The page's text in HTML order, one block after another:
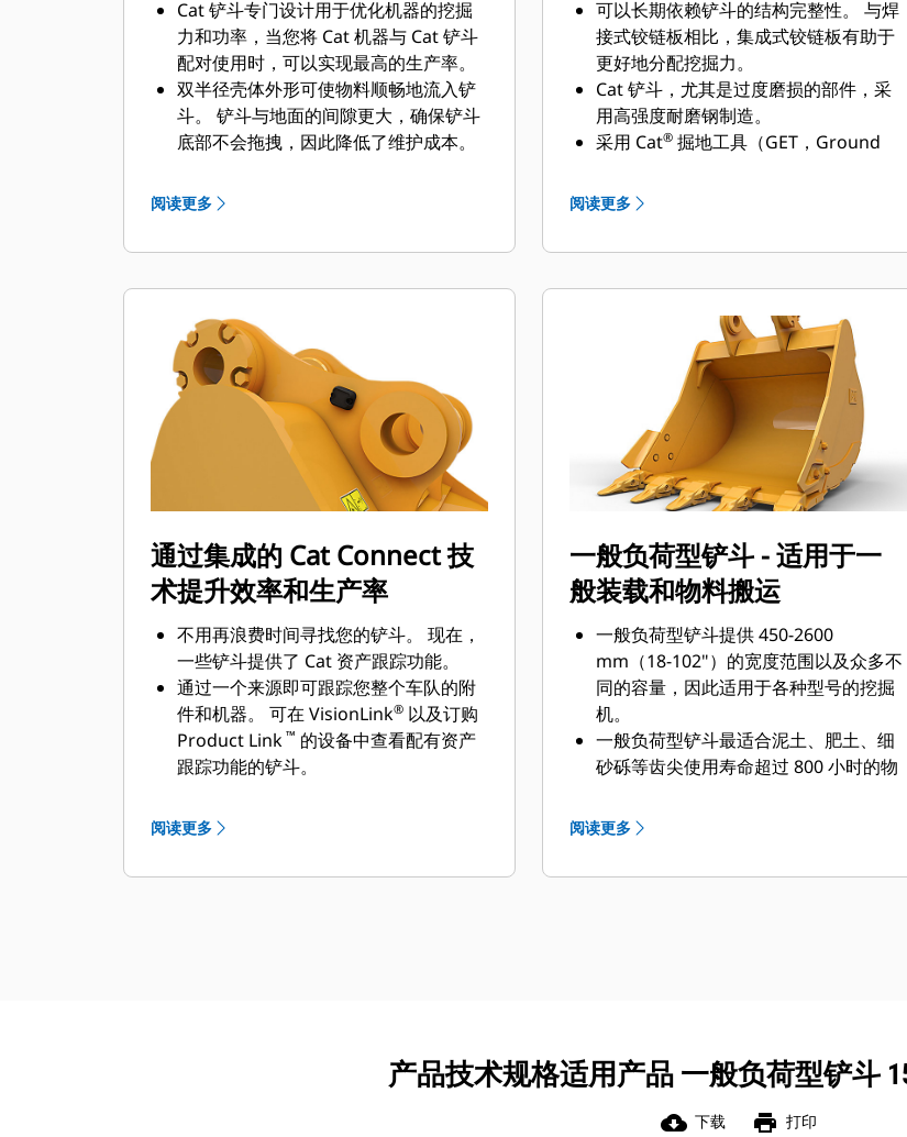
Cat 铲斗专门设计用于优化机器的挖掘
力和功率，当您将 Cat 机器与 Cat 铲斗
配对使用时，可以实现最高的生产率。
双半径壳体外形可使物料顺畅地流入铲
斗。 铲斗与地面的间隙更大，确保铲斗
底部不会拖拽，因此降低了维护成本。
可以快速铲挖物料，提高了机器的整体
可在更短的时间内装载更多的物料。 对
阅读更多
可以长期依赖铲斗的结构完整性。 与焊
接式铰链板相比，集成式铰链板有助于
更好地分配挖掘力。
Cat 铲斗，尤其是过度磨损的部件，采
用高强度耐磨钢制造。
采用 Cat® 掘地工具（GET，Ground
的高磨损区域。 侧挡板保护器和侧铲刀
的部件。
铲斗齿尖提供多种选择，确保适合您的
具体应用。 无论您需要获得平整的挖掘
底面还是挖掘坚硬、磨蚀性的物料，总
会有一款齿尖解决方案适合您。
阅读更多
通过集成的 Cat Connect 技
术提升效率和生产率
不用再浪费时间寻找您的铲斗。 现在，
一些铲斗提供了 Cat 资产跟踪功能。
通过一个来源即可跟踪您整个车队的附
件和机器。 可在 VisionLink® 以及订购
Product Link ™ 的设备中查看配有资产
跟踪功能的铲斗。
定的工地边界，配有资产跟踪器的铲斗
阅读更多
一般负荷型铲斗 - 适用于一
般装载和物料搬运
一般负荷型铲斗提供 450-2600
mm（18-102"）的宽度范围以及众多不
同的容量，因此适用于各种型号的挖掘
机。
一般负荷型铲斗最适合泥土、肥土、细
砂砾等齿尖使用寿命超过 800 小时的物
一般负荷型铲斗的侧边、底部和基部加
于通用负荷型铲斗。
式快速连接器或 CW 专用连接器配套使
用。
阅读更多
产品技术规格适用产品 一般负荷型铲斗
cloud_download 下载 print 打印